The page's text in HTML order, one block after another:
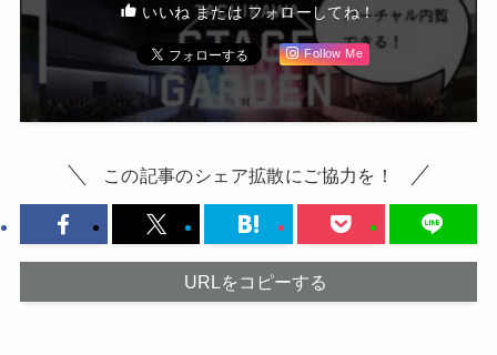
いいね または フォローしてね！
Follow Me
この記事のシェア拡散にご協力を！
URLをコピーする